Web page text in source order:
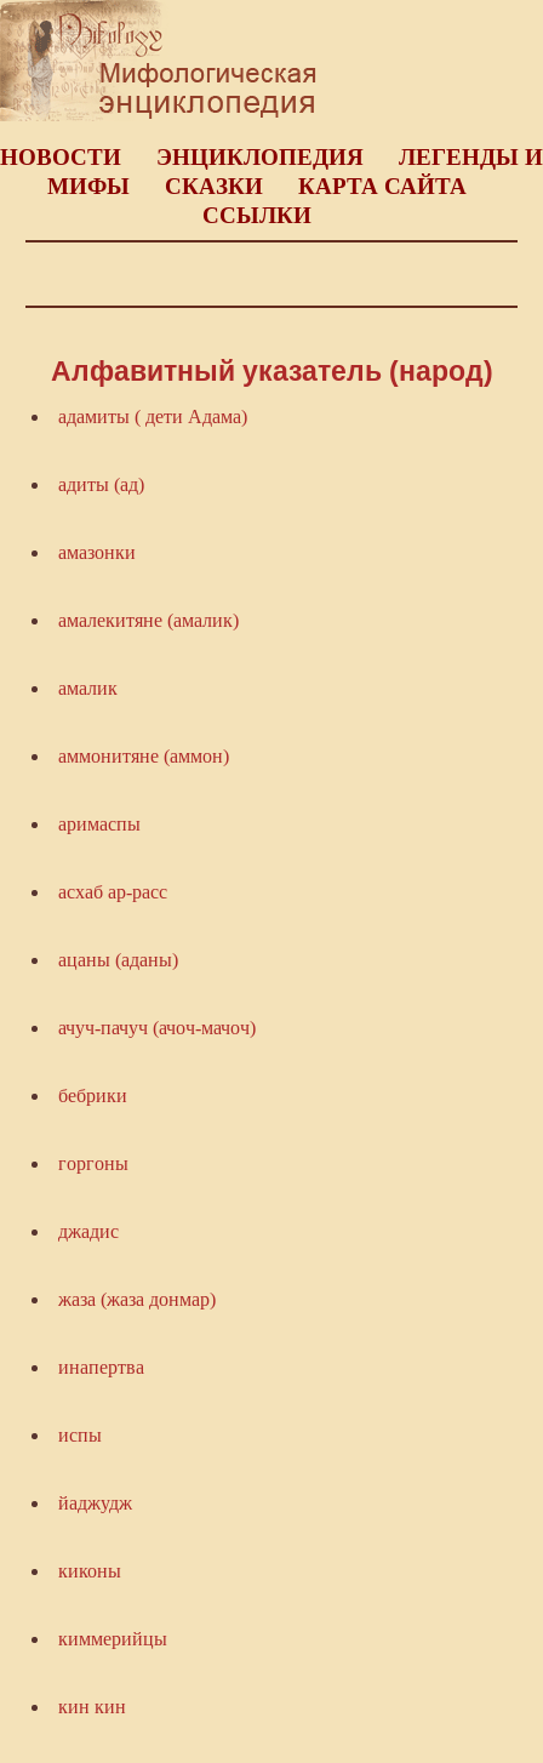
НОВОСТИ ЭНЦИКЛОПЕДИЯ
ЛЕГЕНДЫ И
МИФЫ
СКАЗКИ
КАРТА САЙТА
ССЫЛКИ
Алфавитный указатель (народ)
адамиты ( дети Адама)
адиты (ад)
амазонки
амалекитяне (амалик)
амалик
аммонитяне (аммон)
аримаспы
асхаб ар-расс
ацаны (аданы)
ачуч-пачуч (ачоч-мачоч)
бебрики
горгоны
джадис
жаза (жаза донмар)
инапертва
испы
йаджудж
киконы
киммерийцы
кин кин